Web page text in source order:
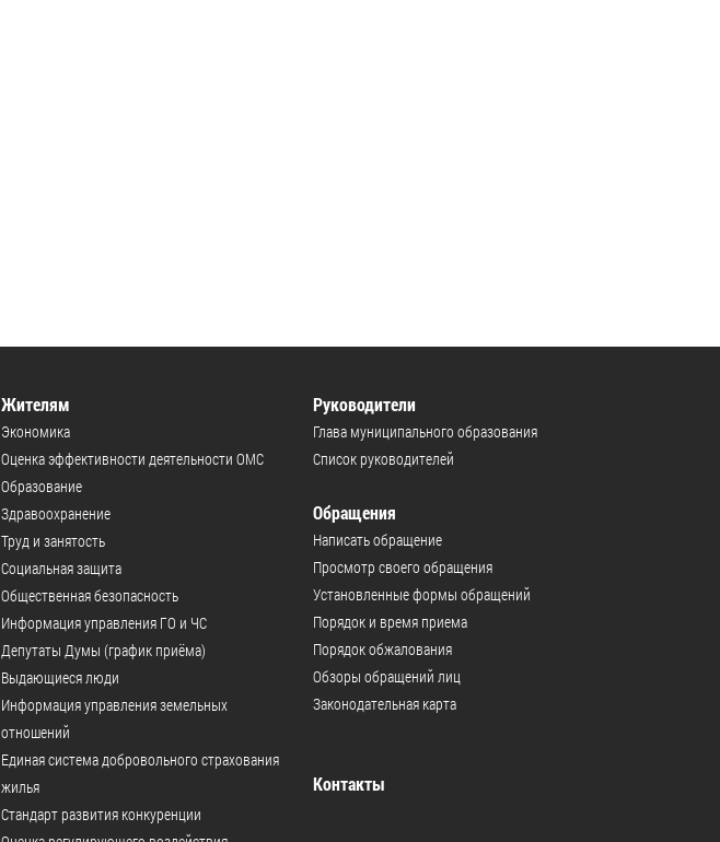
Жителям
Экономика
Оценка эффективности деятельности ОМС
Образование
Здравоохранение
Труд и занятость
Социальная защита
Общественная безопасность
Информация управления ГО и ЧС
Депутаты Думы (график приёма)
Выдающиеся люди
Информация управления земельных
отношений
Единая система добровольного страхования
жилья
Стандарт развития конкуренции
Руководители
Глава муниципального образования
Список руководителей
Обращения
Написать обращение
Просмотр своего обращения
Установленные формы обращений
Порядок и время приема
Порядок обжалования
Обзоры обращений лиц
Законодательная карта
Контакты